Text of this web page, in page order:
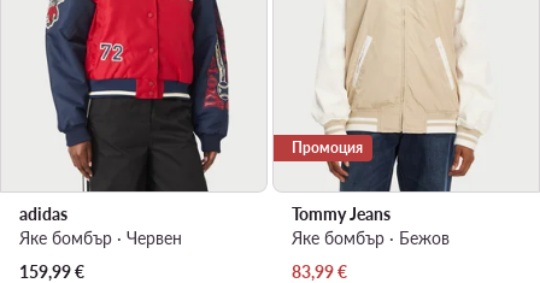
adidas
Яке бомбър · Червен
159,99€
Промоция
Tommy Jeans
Яке бомбър · Бежов
Актуална цена
83,99€